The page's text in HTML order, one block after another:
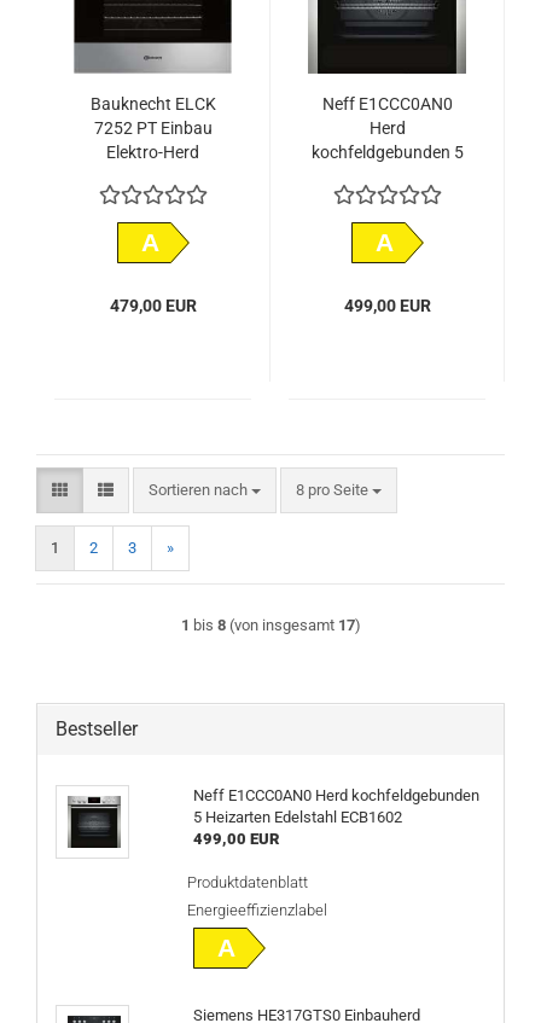
Bauknecht ELCK
7252 PT Einbau
Elektro-Herd
A
A
479,00 EUR
Neff E1CCC0AN0
Herd
kochfeldgebunden 5
ECB1602
A
499,00 EUR
Sortieren nach
Sortieren nach 8 pro Seite
pro Seite
1 2 3 »
1 bis 8(von insgesamt 17)
Bestseller
Neff E1CCC0AN0 Herd kochfeldgebunden
5 Heizarten Edelstahl ECB1602
499,00 EUR
Produktdatenblatt
Energieeffizienzlabel
A
Siemens HE317GTS0 Einbauherd